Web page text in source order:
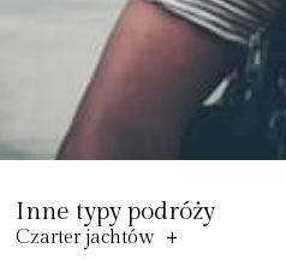
Inne typy podróży
Czarter jachtów +